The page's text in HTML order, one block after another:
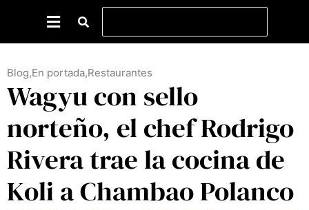
Blog,En portada,Restaurantes
Wagyu con sello
norteño, el chef Rodrigo
Rivera trae la cocina de
Koli a Chambao Polanco